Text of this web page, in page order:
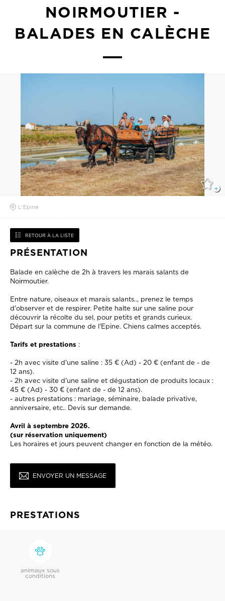
NOIRMOUTIER -
BALADES EN CALÈCHE
L'Epine
RETOUR À LA LISTE
PRÉSENTATION
Balade en calèche de 2h à travers les marais salants de
Noirmoutier.
Entre nature, oiseaux et marais salants.., prenez le temps
d'observer et de respirer. Petite halte sur une saline pour
découvrir la récolte du sel, pour petits et grands curieux.
Départ sur la commune de l'Epine. Chiens calmes acceptés.
Tarifs et prestations :
- 2h avec visite d'une saline : 35 € (Ad) - 20 € (enfant de - de
12 ans).
- 2h avec visite d'une saline et dégustation de produits locaux :
45 € (Ad) - 30 € (enfant de - de 12 ans).
- autres prestations : mariage, séminaire, balade privative,
anniversaire, etc.. Devis sur demande.
Avril à septembre 2026.
(sur réservation uniquement)
Les horaires et jours peuvent changer en fonction de la météo.
ENVOYER UN MESSAGE
PRESTATIONS
animaux sous
conditions